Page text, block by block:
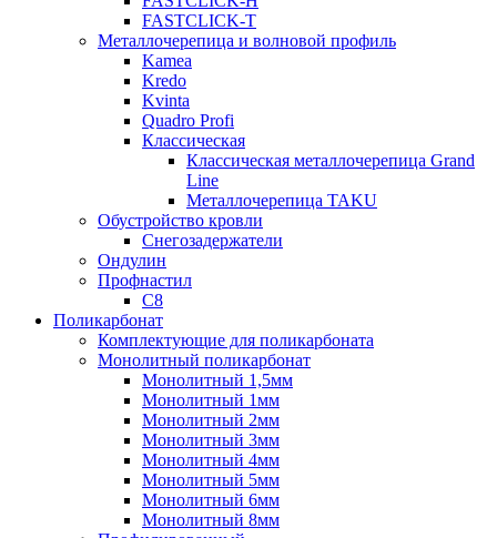
FASTCLICK-T
Металлочерепица и волновой профиль
Kamea
Kredo
Kvinta
Quadro Profi
Классическая
Классическая металлочерепица Grand
Line
Металлочерепица TAKU
Обустройство кровли
Снегозадержатели
Ондулин
Профнастил
С8
Поликарбонат
Комплектующие для поликарбоната
Монолитный поликарбонат
Монолитный 1,5мм
Монолитный 1мм
Монолитный 2мм
Монолитный 3мм
Монолитный 4мм
Монолитный 5мм
Монолитный 6мм
Монолитный 8мм